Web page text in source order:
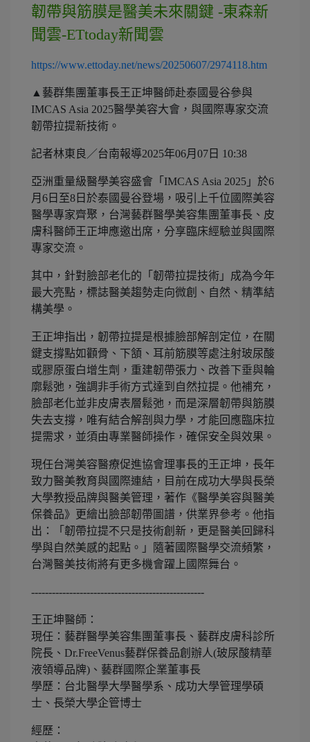
韌帶與筋膜是醫美未來關鍵 -東森新
聞雲-ETtoday新聞雲
https://www.ettoday.net/news/20250607/2974118.htm
▲藝群集團董事長王正坤醫師赴泰國曼谷參與
IMCAS Asia 2025醫學美容大會，與國際專家交流
韌帶拉提新技術。
記者林東良／台南報導2025年06月07日 10:38
亞洲重量級醫學美容盛會「IMCAS Asia 2025」於6
月6日至8日於泰國曼谷登場，吸引上千位國際美容
醫學專家齊聚，台灣藝群醫學美容集團董事長、皮
膚科醫師王正坤應邀出席，分享臨床經驗並與國際
專家交流。
其中，針對臉部老化的「韌帶拉提技術」成為今年
最大亮點，標誌醫美趨勢走向微創、自然、精準結
構美學。
王正坤指出，韌帶拉提是根據臉部解剖定位，在關
鍵支撐點如顴骨、下頷、耳前筋膜等處注射玻尿酸
或膠原蛋白增生劑，重建韌帶張力、改善下垂與輪
廓鬆弛，強調非手術方式達到自然拉提。他補充，
臉部老化並非皮膚表層鬆弛，而是深層韌帶與筋膜
失去支撐，唯有結合解剖與力學，才能回應臨床拉
提需求，並須由專業醫師操作，確保安全與效果。
現任台灣美容醫療促進協會理事長的王正坤，長年
致力醫美教育與國際連結，目前在成功大學與長榮
大學教授品牌與醫美管理，著作《醫學美容與醫美
保養品》更繪出臉部韌帶圖譜，供業界參考。他指
出：「韌帶拉提不只是技術創新，更是醫美回歸科
學與自然美感的起點。」隨著國際醫學交流頻繁，
台灣醫美技術將有更多機會躍上國際舞台。
--------------------------------------------------
王正坤醫師：
現任：藝群醫學美容集團董事長、藝群皮膚科診所
院長、Dr.FreeVenus藝群保養品創辦人(玻尿酸精華
液領導品牌)、藝群國際企業董事長
學歷：台北醫學大學醫學系、成功大學管理學碩
士、長榮大學企管博士
經歷：